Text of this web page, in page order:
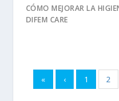
CÓMO MEJORAR LA
DIFEM CARE
« ‹ 1 2